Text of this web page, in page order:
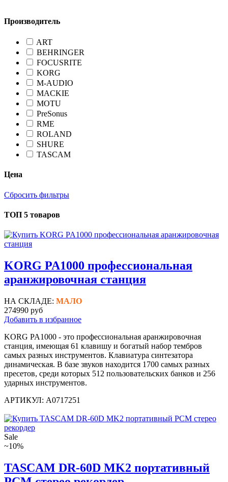
Производитель
ART
BEHRINGER
FOCUSRITE
KORG
M-AUDIO
MACKIE
MOTU
PreSonus
RME
ROLAND
SHURE
TASCAM
Цена
Сбросить фильтры
ТОП 5 товаров
KORG PA1000 профессиональная
аранжировочная станция
НА СКЛАДЕ: МАЛО
274990 руб
Добавить в избранное
KORG PA1000 - это профессиональная аранжировочная
станция, имеющая 61 клавишу и богатый набор тембров
самых разных инструментов. Клавиатура синтезатора
динамическая. В базе звуков находится 1700 самых разных
пресетов, среди которых 512 пользовательских банков и 256
ударных инструментов.
АРТИКУЛ: A0717251
Sale
~10%
TASCAM DR-60D MK2 портативный